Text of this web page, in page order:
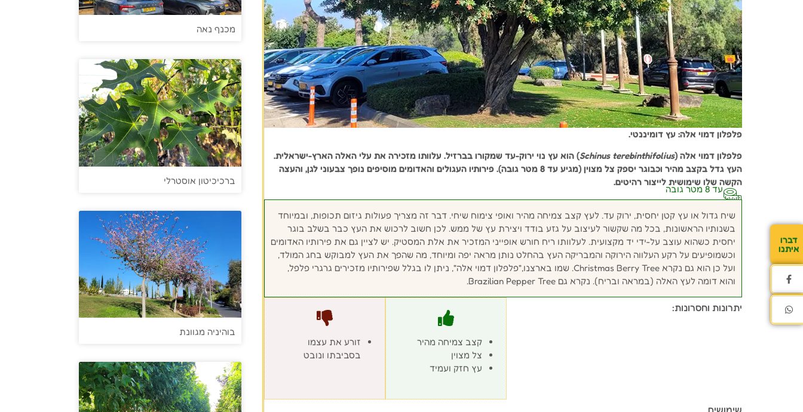
פלפלון דמוי אלה: עץ דומיננטי.
פלפלון דמוי אלה (Schinus terebinthifolius) הוא עץ נוי ירוק-עד שמקורו בברזיל. עלוותו מזכירה את עלי האלה הארץ-ישראלית.
העץ גדל בקצב מהיר וכבוגר יספק צל מצוין (מגיע עד 8 מטר גובה). פירותיו העגולים והאדומים מוסיפים נופך צבעוני לגן, והעצה
הקשה שלו שימושית לייצור רהיטים.
עד 8 מטר גובה
שיח גדול או עץ קטן יחסית, ירוק עד. לעץ קצב צמיחה מהיר ואופי צימוח שיחי. דבר זה מצריך פעולות גיזום תכופות, ובמיוחד
בשנותיו הראשונות, בכל מה שקשור לעיצוב על גזע בודד ויצירת עץ של ממש. לכן חשוב לרכוש את העץ כבר בשלב בוגר
יחסית כשהוא עוצב על-ידי יד מקצועית. לעלוותו ריח חורש אופייני המזכיר את אלת המסטיק. יש לציין גם את פירותיו האדומים
וכשמופיעים על רקע העלווה הירוקה והמבריקה העץ בהחלט נותן מראה יפה ומיוחד, מה שהפך את העץ למבוקש בחג המולד,
ועל כן הוא גם נקרא Christmas Berry Tree. שמו בארצנו,"פלפלון דמוי אלה", ניתן לו בגלל שפירותיו מזכירים גרגרי פלפל,
והוא דומה לעץ האלה (במראה ובריח). נקרא גם Brazilian Pepper Tree.
יתרונות וחסרונות:
קצב צמיחה מהיר
צל מצוין
עץ חזק ועמיד
זורע את עצמו
בסביבתו ונובט
מכנף נאה
ברכיכיטון אוסטרלי
בוהיניה מגוונת
דברו
איתנו